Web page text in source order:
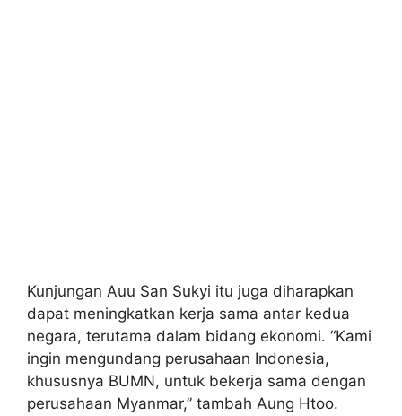
Kunjungan Auu San Sukyi itu juga diharapkan
dapat meningkatkan kerja sama antar kedua
negara, terutama dalam bidang ekonomi. “Kami
ingin mengundang perusahaan Indonesia,
khususnya BUMN, untuk bekerja sama dengan
perusahaan Myanmar,” tambah Aung Htoo.